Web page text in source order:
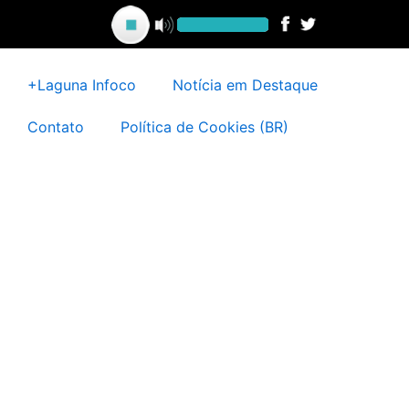
conteúdo
+Laguna Infoco Notícia em Destaque
Contato Política de Cookies (BR)